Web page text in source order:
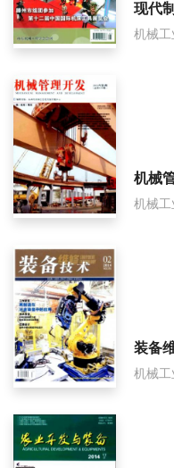
现代
机械工
机械
机械工
装备
机械工